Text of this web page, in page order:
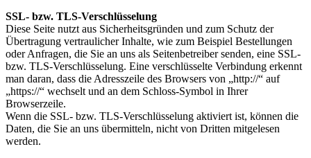
SSL- bzw. TLS-Verschlüsselung
Diese Seite nutzt aus Sicherheitsgründen und zum Schutz der
Übertragung vertraulicher Inhalte, wie zum Beispiel Bestellungen
oder Anfragen, die Sie an uns als Seitenbetreiber senden, eine SSL-
bzw. TLS-Verschlüsselung. Eine verschlüsselte Verbindung erkennt
man daran, dass die Adresszeile des Browsers von „http://“ auf
„https://“ wechselt und an dem Schloss-Symbol in Ihrer
Browserzeile.
Wenn die SSL- bzw. TLS-Verschlüsselung aktiviert ist, können die
Daten, die Sie an uns übermitteln, nicht von Dritten mitgelesen
werden.